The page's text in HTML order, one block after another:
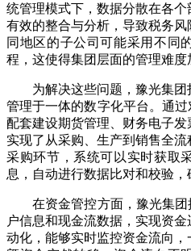
统管理模式下，数据分散在各
有效的整合与分析，导致税务
同地区的子公司可能采用不同
程，这使得集团层面的管理难度
为解决这些问题，豫光集团
管理于一体的数字化平台。通
配套建设期货管理、财务电子
实现了从采购、生产到销售全
采购环节，系统可以实时获取
息，自动进行数据比对和校验，
在资金管控方面，豫光集团
户信息和现金流数据，实现资
动化，能够实时监控资金流向